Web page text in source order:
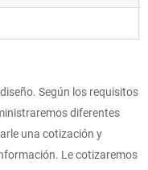
Según los requisitos
diferentes
una cotización y
Le cotizaremos